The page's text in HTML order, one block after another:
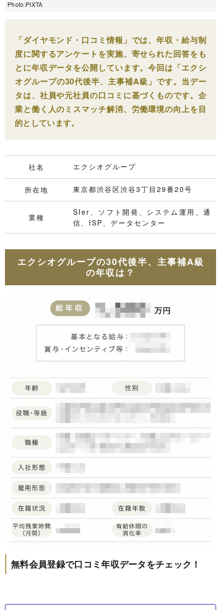
Photo:PIXTA
「ダイヤモンド・口コミ情報」では、年収・給与制
度に関するアンケートを実施、寄せられた回答をも
とに年収データを公開しています。今回は「エクシ
オグループの30代後半、主事補A級」です。当デー
タは、社員や元社員の口コミに基づくものです。企
業と働く人のミスマッチ解消、労働環境の向上を目
的としています。
社名 エクシオグループ
所在地 東京都渋谷区渋谷3丁目29番20号
業種
SIer、ソフト開発、システム運用、通
信、ISP、データセンター
エクシオグループの30代後半、主事補A級
の年収は？
無料会員登録で口コミ年収データをチェック！